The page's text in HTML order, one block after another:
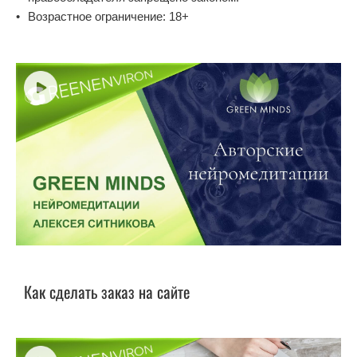
Возрастное ограничение: 18+
Как сделать заказ на сайте